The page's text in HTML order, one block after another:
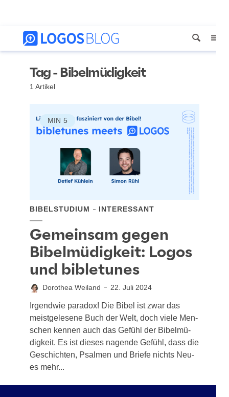
Tag - Bibelmüdigkeit
1 Artikel
MIN 5
BIBELSTUDIUM INTERESSANT
Gemeinsam gegen
Bibelmüdigkeit: Logos
und bibletunes
Dorothea Weiland 22. Juli 2024
Irgend­wie para­dox! Die Bibel ist zwar das
meist­ge­le­se­ne Buch der Welt, doch vie­le Men­
schen ken­nen auch das Gefühl der Bibel­mü­
dig­keit. Es ist die­ses nagen­de Gefühl, dass die
Geschich­ten, Psal­men und Brie­fe nichts Neu­
es mehr...